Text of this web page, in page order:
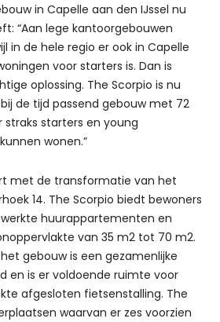
in Capelle aan den IJssel nu
“Aan lege kantoorgebouwen
in de hele regio er ook in Capelle
voor starters is. Dan is
oplossing. The Scorpio is nu
de tijd passend gebouw met 72
starters en young
wonen.”
met de transformatie van het
14. The Scorpio biedt bewoners
huurappartementen en
van 35 m2 tot 70 m2.
gebouw is een gezamenlijke
en is er voldoende ruimte voor
afgesloten fietsenstalling. The
waarvan er zes voorzien